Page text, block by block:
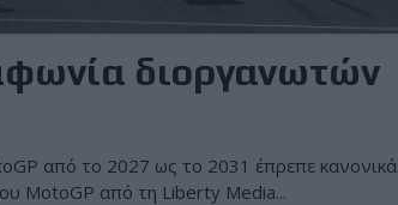
διοργανωτών
από το 2027 ως το 2031 έπρεπε κανονικά
MotoGP από τη Liberty Media...